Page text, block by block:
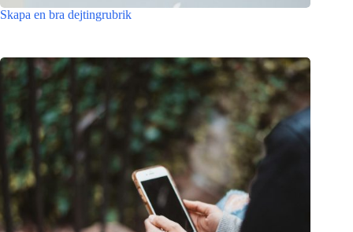
Skapa en bra dejtingrubrik